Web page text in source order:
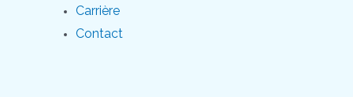
Carrière
Contact